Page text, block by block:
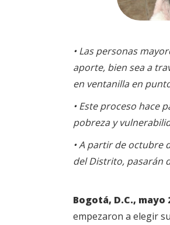
• Las personas
aporte, bien sea a
en ventanilla en
• Este proceso hace
pobreza y
• A partir de octubre
del Distrito, pasarán
Bogotá, D.C., mayo
empezaron a elegir